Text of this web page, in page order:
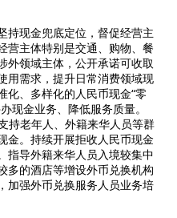
持现金兜底定位，督促经营主
营主体特别是交通、购物、餐
外领域主体，公开承诺可收取
用需求，提升日常消费领域现
化、多样化的人民币现金“零
现金业务、降低服务质量。
持老年人、外籍来华人员等群
金。持续开展拒收人民币现金
指导外籍来华人员入境较集中
多的酒店等增设外币兑换机构
加强外币兑换服务人员业务培